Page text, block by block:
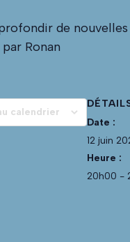
de
Ronan
calendrier
Date :
12 juin
Heure :
20h00 -